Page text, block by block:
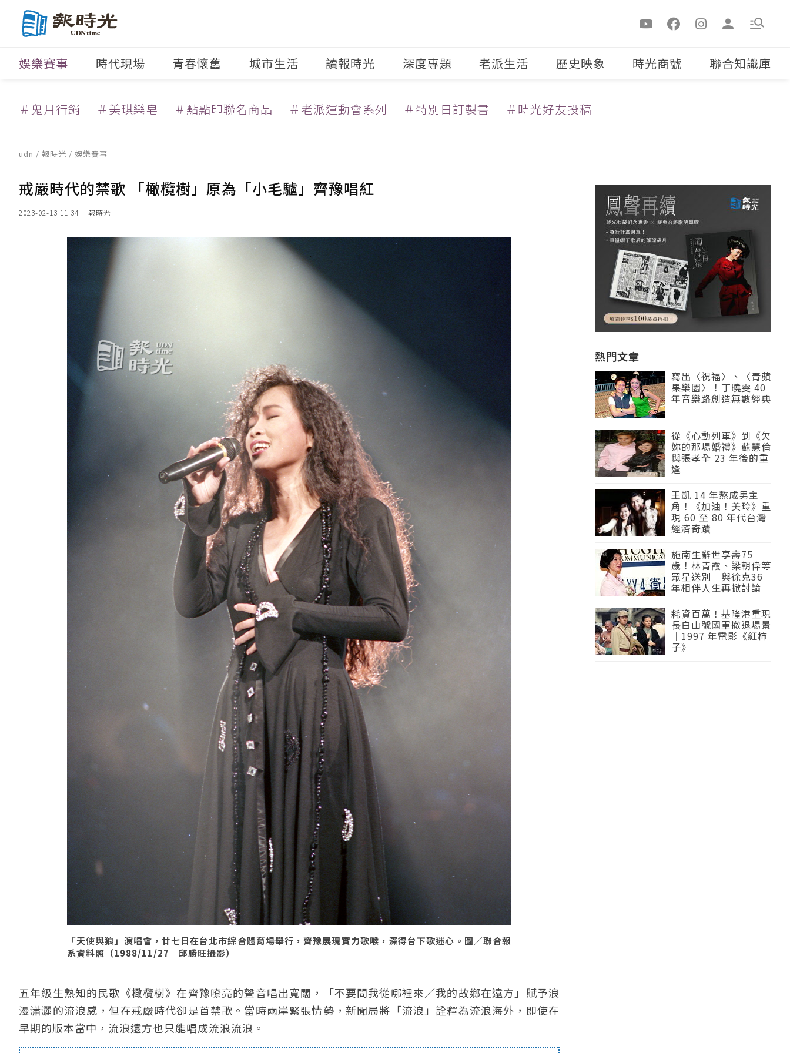
娛樂賽事 時代現場 青春懷舊 城市生活 讀報時光 深度專題 老派生活 歷史映象 時光商號 聯合知識庫
＃鬼月行銷 ＃美琪樂皂 ＃點點印聯名商品 ＃老派運動會系列 ＃特別日訂製書 ＃時光好友投稿
udn / 報時光 / 娛樂賽事
戒嚴時代的禁歌 「橄欖樹」原為「小毛驢」齊豫唱紅
2023-02-13 11:34 報時光
「天使與狼」演唱會，廿七日在台北市綜合體育場舉行，齊豫展現實力歌喉，深得台下歌迷心。圖／聯合報
系資料照（1988/11/27 邱勝旺攝影）
五年級生熟知的民歌《橄欖樹》在齊豫嘹亮的聲音唱出寬闊，「不要問我從哪裡來／我的故鄉在遠方」賦予浪
漫瀟灑的流浪感，但在戒嚴時代卻是首禁歌。當時兩岸緊張情勢，新聞局將「流浪」詮釋為流浪海外，即使在
早期的版本當中，流浪遠方也只能唱成流浪流浪。
熱門文章
寫出〈祝福〉、〈青蘋
果樂園〉！丁曉雯 40
年音樂路創造無數經典
從《心動列車》到《欠
妳的那場婚禮》蘇慧倫
與張孝全 23 年後的重
逢
王凱 14 年熬成男主
角！《加油！美玲》重
現 60 至 80 年代台灣
經濟奇蹟
施南生辭世享壽75
歲！林青霞、梁朝偉等
眾星送別 與徐克36
年相伴人生再掀討論
耗資百萬！基隆港重現
長白山號國軍撤退場景
｜1997 年電影《紅柿
子》